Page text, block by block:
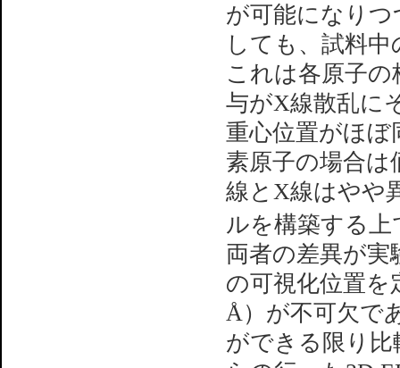
が可能になり
しても、試料
これは各原子
与がX線散乱に
重心位置がほ
素原子の場合
線とX線はやや
ルを構築する
両者の差異が
の可視化位置を
Å）が不可欠で
ができる限り